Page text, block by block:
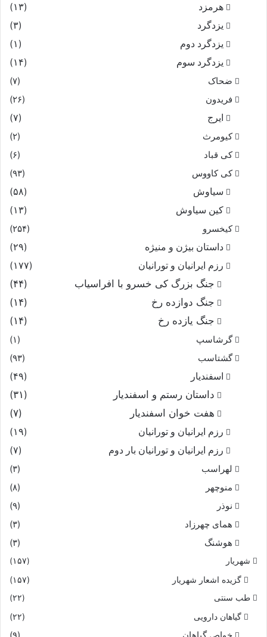
هرمزد
(۱۳)
یزدگرد
(۳)
یزدگرد دوم
(۱)
یزدگرد سوم
(۱۴)
ضحاک
(۷)
فریدون
(۲۶)
ایرج
(۷)
کیومرث
(۲)
کی قباد
(۶)
کی کاووس
(۹۳)
سیاوش
(۵۸)
کین سیاوش
(۱۳)
کیخسرو
(۲۵۴)
داستان بیژن و منیژه
(۲۹)
رزم ایرانیان و تورانیان
(۱۷۷)
جنگ بزرگ کی خسرو با افراسیاب
(۴۴)
جنگ دوازده رخ
(۱۴)
جنگ یازده رخ
(۱۴)
گرشاسپ
(۱)
گشتاسب
(۹۳)
اسفندیار
(۴۹)
داستان رستم و اسفندیار
(۳۱)
هفت خوان اسفندیار
(۷)
رزم ایرانیان و تورانیان
(۱۹)
رزم ایرانیان و تورانیان بار دوم
(۷)
لهراسب
(۳)
منوچهر
(۸)
نوذر
(۹)
هماى چهرزاد
(۳)
هوشنگ
(۳)
شهریار (۱۵۷)
گزیده اشعار شهریار (۱۵۷)
طب سنتی (۲۲)
گیاهان دارویی (۲۲)